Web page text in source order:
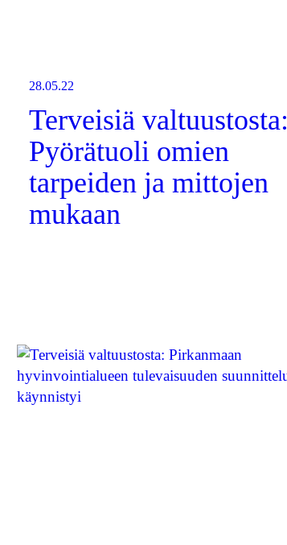
28.05.22
Terveisiä valtuustosta:
Pyörätuoli omien
tarpeiden ja mittojen
mukaan